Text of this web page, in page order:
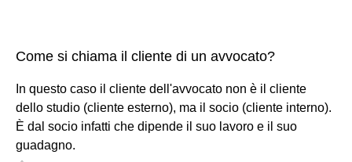
Come si chiama il cliente di un avvocato?
In questo caso il cliente dell'avvocato non è il cliente
dello studio (cliente esterno), ma il socio (cliente interno).
È dal socio infatti che dipende il suo lavoro e il suo
guadagno.